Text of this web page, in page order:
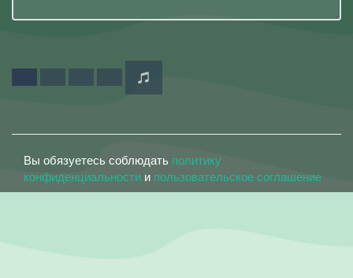
Вы обязуетесь соблюдать политику
конфиденциальности и пользовательское соглашение